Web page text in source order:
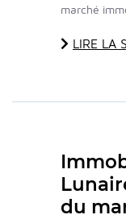
marché
LIRE LA
du